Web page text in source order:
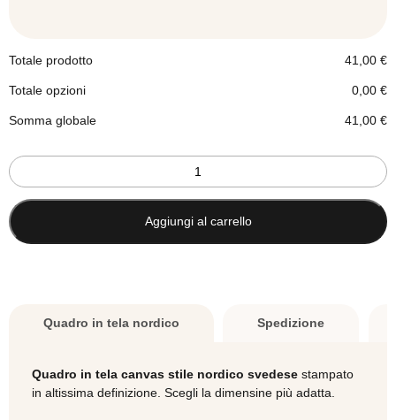
Totale prodotto 41,00€
Totale opzioni 0,00€
Somma globale 41,00€
Quadro
stile
nordico
Soffio
quantità
Aggiungi al carrello
Quadro in tela nordico Spedizione
Quadro in tela canvas stile nordico svedese stampato
in altissima definizione. Scegli la dimensine più adatta.